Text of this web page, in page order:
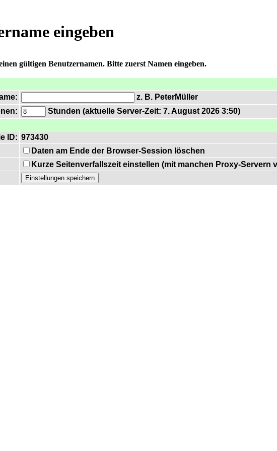
eingeben
gültigen Benutzernamen. Bitte zuerst Namen eingeben.
z. B. PeterMüller
Stunden (aktuelle Server-Zeit: 7. August 2026 3:50)
ID: 973430
Daten am Ende der Browser-Session löschen
Kurze Seitenverfallszeit einstellen (mit manchen Proxy-Servern